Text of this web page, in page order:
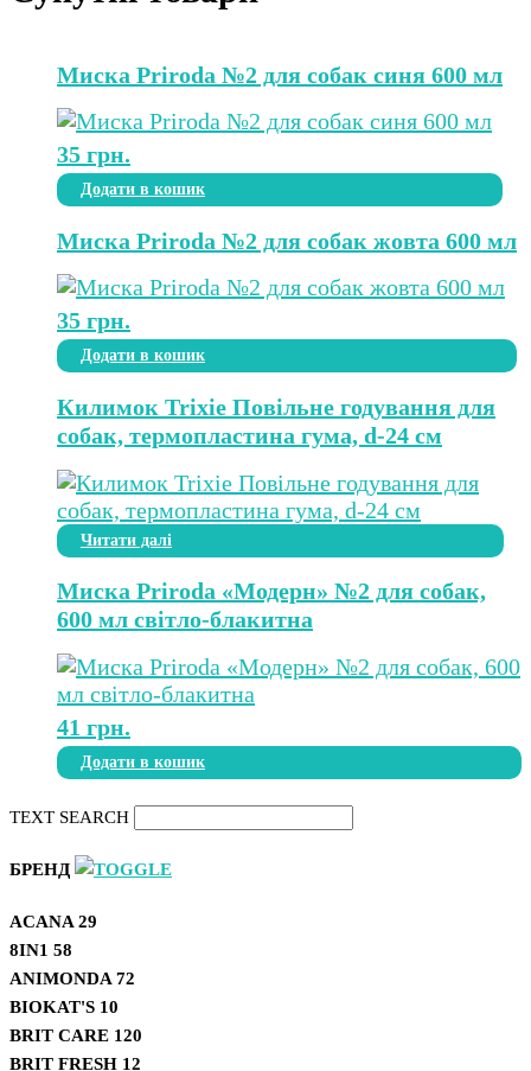
Миска Priroda №2 для собак синя 600 мл
35 грн.
Додати в кошик
Миска Priroda №2 для собак жовта 600 мл
35 грн.
Додати в кошик
Килимок Trixie Повільне годування для
собак, термопластина гума, d-24 см
Читати далі
Миска Priroda «Модерн» №2 для собак,
600 мл світло-блакитна
41 грн.
Додати в кошик
TEXT SEARCH
БРЕНД
ACANA 29
8IN1 58
ANIMONDA 72
BIOKAT'S 10
BRIT CARE 120
BRIT FRESH 12